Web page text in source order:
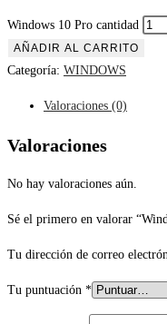
Windows 10 Pro cantidad
AÑADIR AL CARRITO
Categoría: WINDOWS
Valoraciones (0)
Valoraciones
No hay valoraciones aún.
Sé el primero en valorar
Tu dirección de correo
Tu puntuación *